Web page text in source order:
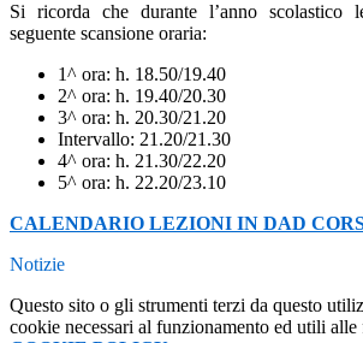
Si ricorda che durante l’anno scolastico
seguente scansione oraria:
1^ ora: h. 18.50/19.40
2^ ora: h. 19.40/20.30
3^ ora: h. 20.30/21.20
Intervallo: 21.20/21.30
4^ ora: h. 21.30/22.20
5^ ora: h. 22.20/23.10
CALENDARIO LEZIONI IN DAD
Notizie
Questo sito o gli strumenti terzi da questo
cookie necessari al funzionamento ed utili